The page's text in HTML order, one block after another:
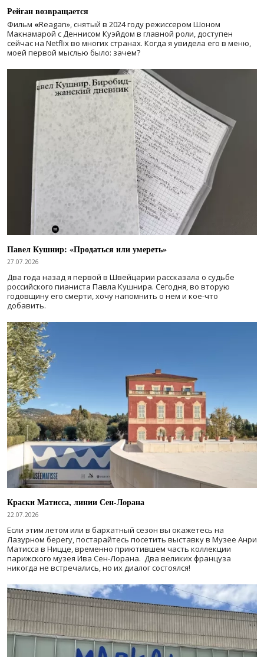
Рейган возвращается
Фильм «Reagan», снятый в 2024 годурежиссером Шоном
Макнамарой с Деннисом Куэйдом в главной роли, доступен
сейчас на Netflix во многих странах. Когда я увидела его в меню,
моей первой мыслью было: зачем?
Павел Кушнир: «Продаться или умереть»
27.07.2026
Два года назад я первой в Швейцарии рассказала о судьбе
российского пианиста Павла Кушнира. Сегодня, во вторую
годовщину его смерти, хочу напомнить о нем и кое-что
добавить.
Краски Матисса, линии Сен-Лорана
22.07.2026
Если этим летом или в бархатный сезон вы окажетесь на
Лазурном берегу, постарайтесь посетить выставку в Музее Анри
Матисса в Ницце, временно приютившем часть коллекции
парижского музея Ива Сен-Лорана. Два великих француза
никогда не встречались, но их диалог состоялся!